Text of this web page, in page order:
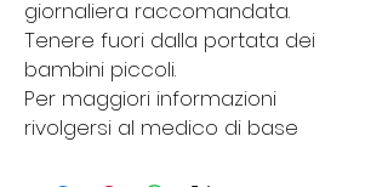
giornaliera raccomandata.
Tenere fuori dalla portata dei
bambini piccoli.
Per maggiori informazioni
rivolgersi al medico di base